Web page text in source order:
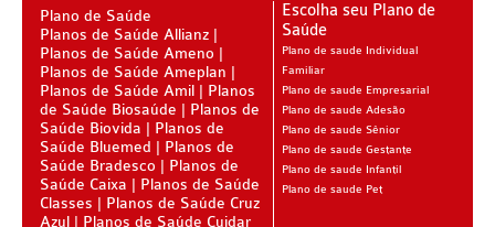
KIPP PLANO DE SAÚDE INFANTIL
MEDICAL HEALTH PLANO DE SAÚDE INFANTIL
MED TOUR PLANO DE SAÚDE INFANTIL
PLENA PLANO DE SAÚDE INFANTIL
QSAUDE PLANO DE SAÚDE INFANTIL
SANTA HELENA PLANO DE SAÚDE INFANTIL
Plano de Saúde
Planos de Saúde Allianz
Planos de Saúde Ameno
Planos de Saúde Ameplan
Planos de Saúde Amil
Planos
de Saúde Biosaúde
Planos de
Saúde Biovida
Planos de
Saúde Bluemed
Planos de
Saúde Bradesco
Planos de
Saúde Caixa
Planos de Saúde
Classes
Planos de Saúde Cruz
Azul
Planos de Saúde Cuidar
Escolha seu Plano de
Saúde
Plano de saude Individual
Familiar
Plano de saude Empresarial
Plano de saude Adesão
Plano de saude Sênior
Plano de saude Gestante
Plano de saude Infantil
Plano de saude Pet